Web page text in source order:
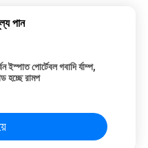
পান
ইস্পাত পোর্টেবল গবাদি র্যাম্প,
হচ্ছে রামপ